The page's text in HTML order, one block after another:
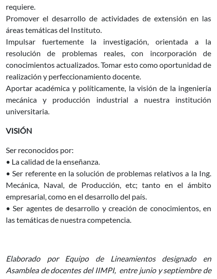
requiere.
Promover el desarrollo de actividades de extensión en las
áreas temáticas del Instituto.
Impulsar fuertemente la investigación, orientada a la
resolución de problemas reales, con incorporación de
conocimientos actualizados. Tomar esto como oportunidad de
realización y perfeccionamiento docente.
Aportar académica y políticamente, la visión de la ingeniería
mecánica y producción industrial a nuestra institución
universitaria.
VISIÓN
Ser reconocidos por:
• La calidad de la enseñanza.
• Ser referente en la solución de problemas relativos a la Ing.
Mecánica, Naval, de Producción, etc; tanto en el ámbito
empresarial, como en el desarrollo del país.
• Ser agentes de desarrollo y creación de conocimientos, en
las temáticas de nuestra competencia.
Elaborado por Equipo de Lineamientos designado en
Asamblea de docentes del IIMPI, entre junio y septiembre de